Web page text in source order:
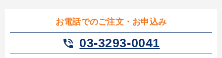
お電話でのご注文・お申込み
phone_in_talk 03-3293-0041